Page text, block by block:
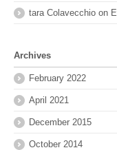
tara Colavecchio on
Archives
February 2022
April 2021
December 2015
October 2014